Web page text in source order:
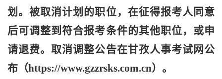
划。被取消计划的职位，在征得报考人同意
后可调整到符合报考条件的其他职位，或申
请退费。取消调整公告在甘孜人事考试网公
布（https://www.gzzrsks.com.cn）。